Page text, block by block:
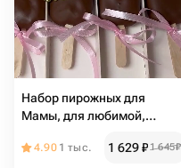
Набор пирожных для
Мамы, для любимой,
4.90 1 тыс. 1 629₽1 645₽